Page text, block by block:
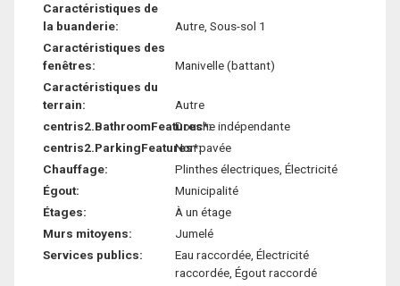
Caractéristiques de
la buanderie:
Autre, Sous-sol 1
Caractéristiques des
fenêtres:
Manivelle (battant)
Caractéristiques du
terrain:
Autre
centris2.BathroomFeatures*:Douche indépendante
centris2.ParkingFeatures*:Non pavée
Chauffage:
Plinthes électriques, Électricité
Égout:
Municipalité
Étages:
À un étage
Murs mitoyens:
Jumelé
Services publics:
Eau raccordée, Électricité
raccordée, Égout raccordé